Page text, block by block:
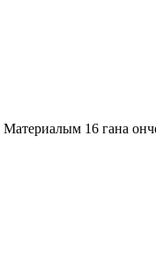
Материалым 16 гана